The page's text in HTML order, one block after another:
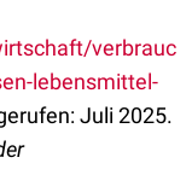
verbrauc
lebensmittel-
Juli 2025.